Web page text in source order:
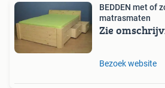
BEDDEN met of
matrasmaten
Zie
Bezoek website